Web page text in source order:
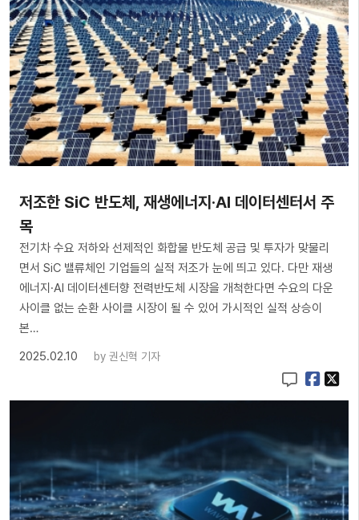
저조한 SiC 반도체, 재생에너지·AI 데이터센터서 주
목
전기차 수요 저하와 선제적인 화합물 반도체 공급 및 투자가 맞물리
면서 SiC 밸류체인 기업들의 실적 저조가 눈에 띄고 있다. 다만 재생
에너지·AI 데이터센터향 전력반도체 시장을 개척한다면 수요의 다운
사이클 없는 순환 사이클 시장이 될 수 있어 가시적인 실적 상승이
본…
2025.02.10
by 권신혁 기자